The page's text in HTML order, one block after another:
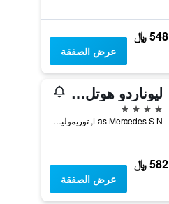
548 ﷼
عرض الصفقة
ليوناردو هوتل توريمولينوس كوستا ديل سول
4 نجوم
Las Mercedes S N, توريمولينوس, منطقة أندلوسيا, أسبانيا
582 ﷼
عرض الصفقة